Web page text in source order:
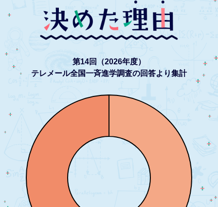
第14回（2026年度）
テレメール全国一斉進学調査の回答より集計